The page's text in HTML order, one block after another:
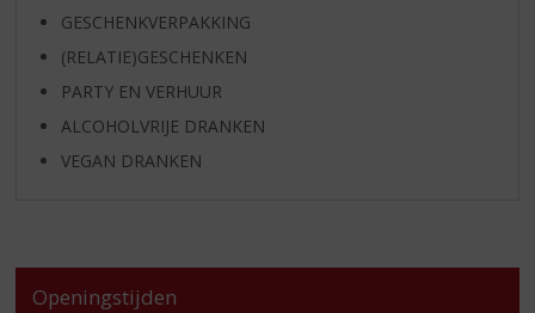
GESCHENKVERPAKKING
(RELATIE)GESCHENKEN
PARTY EN VERHUUR
ALCOHOLVRIJE DRANKEN
VEGAN DRANKEN
Openingstijden